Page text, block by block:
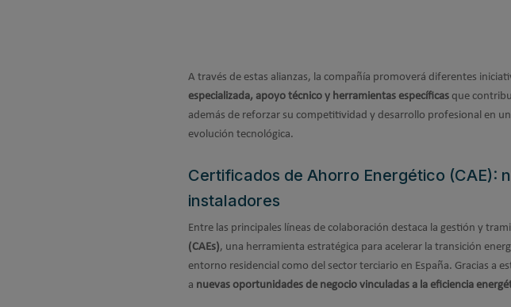
A través de estas alianzas, la compañía promoverá diferentes
especializada, apoyo técnico y herramientas específicas que
además de reforzar su competitividad y desarrollo profesional en
evolución tecnológica.
Certificados de Ahorro Energético (CAE):
instaladores
Entre las principales líneas de colaboración destaca la gestión y
(CAEs), una herramienta estratégica para acelerar la transición
entorno residencial como del sector terciario en España. Gracias a
a nuevas oportunidades de negocio vinculadas a la eficiencia